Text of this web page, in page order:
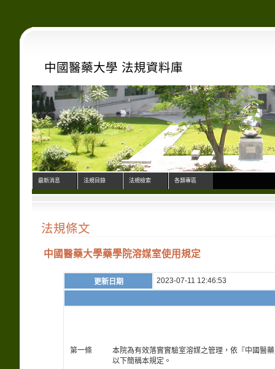
中國醫藥大學 法規資料庫
最新消息 法規目錄 法規檢索 各類專區
法規條文
中國醫藥大學藥學院溶媒室使用規定
更新日期 2023-07-11 12:46:53
第一條
本院為有效落實實驗室溶媒之管理，依『中國醫
以下簡稱本規定。